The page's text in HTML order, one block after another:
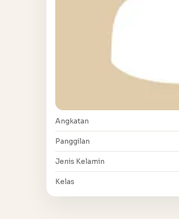
Angkatan
Panggilan
Jenis Kelamin
Kelas